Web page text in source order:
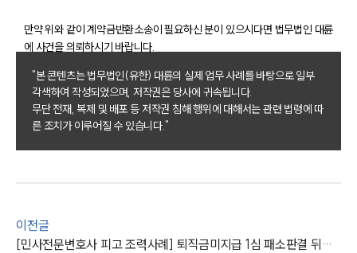
그룹소개
대륜의 강점
AI대륜
만약 위와 같이 계약금반환소송이 필요하신 분이 있으시다면 법무법인 대륜
에 사건을 의뢰하시기 바랍니다.
"본 콘텐츠는 법무법인(유한) 대륜의 실제 업무 사례를 바탕으로 일부
각색하여 작성되었으며, 저작권은 당사에 귀속됩니다.
무단 전재, 복제 및 배포 등 저작권 침해 행위에 대해서는 관련 법령에 따
른 조치가 이루어질 수 있습니다."
이전글
[민사전문변호사 피고 조력사례] 퇴직금미지급 1심 패소판결 뒤집고 원고 청구 기각 받아내